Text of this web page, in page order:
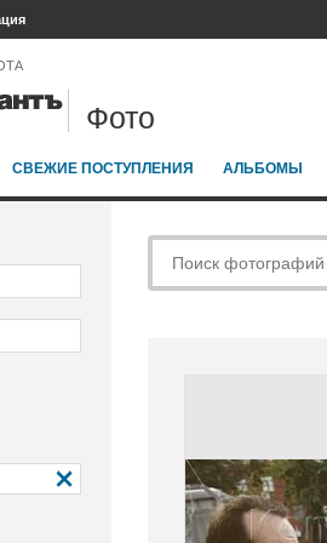
Фото
СВЕЖИЕ ПОСТУПЛЕНИЯ АЛЬБОМЫ